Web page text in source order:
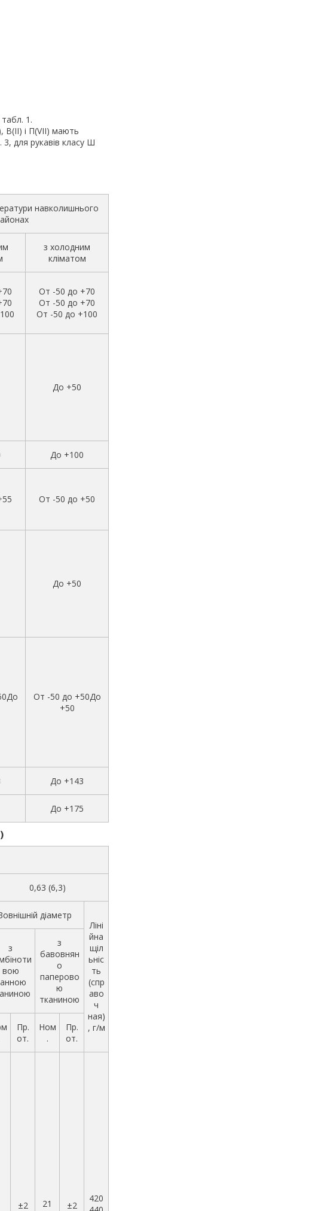
1.
В(II) і П(VII) мають
3, для рукавів класу Ш
навколишнього
з холодним
кліматом
От -50 до +70
От -50 до +70
От -50 до +100
До +50
До +100
От -50 до +50
До +50
От -50 до +50До
+50
До +143
До +175
0,63 (6,3)
діаметр
Ліні
йна
щіл
ьніс
ть
(спр
аво
ч
ная)
, г/м
з
вою
з
бавовнян
о
паперово
ю
тканиною
Пр.
от.
Ном
.
Пр.
от.
±2
21
±2
420